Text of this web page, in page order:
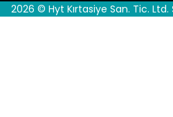
2026 © Hyt Kırtasiye San. Tic. Ltd.